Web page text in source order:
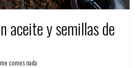
aceite y semillas de
comes nada